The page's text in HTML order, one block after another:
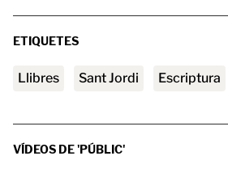
ETIQUETES
llibres Sant Jordi escriptura
VÍDEOS DE 'PÚBLIC'